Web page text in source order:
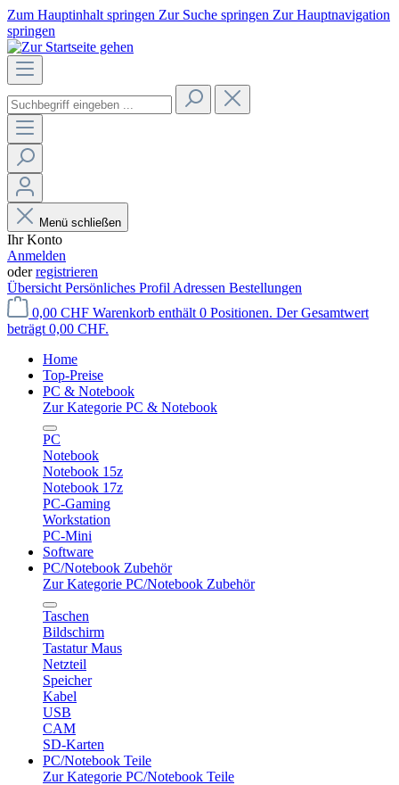
Zum Hauptinhalt springen Zur Suche springen Zur Hauptnavigation
springen
Menü schließen
Ihr Konto
Anmelden
oderregistrieren
Übersicht Persönliches Profil Adressen Bestellungen
0,00 CHF Warenkorb enthält 0 Positionen. Der Gesamtwert
beträgt 0,00 CHF.
Home
Top-Preise
PC & Notebook
Zur Kategorie PC & Notebook
PC
Notebook
Notebook 15z
Notebook 17z
PC-Gaming
Workstation
PC-Mini
Software
PC/Notebook Zubehör
Zur Kategorie PC/Notebook Zubehör
Taschen
Bildschirm
Tastatur Maus
Netzteil
Speicher
Kabel
USB
CAM
SD-Karten
PC/Notebook Teile
Zur Kategorie PC/Notebook Teile